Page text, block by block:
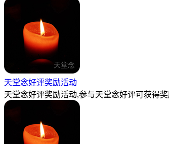
天堂念好评奖励活动
天堂念好评奖励活动,参与天堂念好评可获得